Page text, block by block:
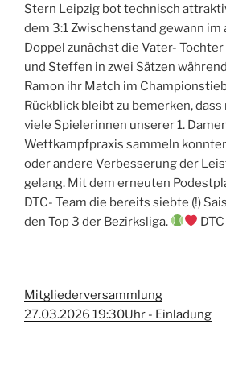
Stern Leipzig bot technisch
dem 3:1 Zwischenstand gewann
Doppel zunächst die Vater-
und Steffen in zwei Sätzen
Ramon ihr Match im
Rückblick bleibt zu bemerken,
viele Spielerinnen unserer 1.
Wettkampfpraxis sammeln
oder andere Verbesserung der
gelang. Mit dem erneuten
DTC- Team die bereits siebte (!)
den Top 3 der Bezirksliga.
DTC
Mitgliederversammlung
27.03.2026 19:30Uhr - Einladung